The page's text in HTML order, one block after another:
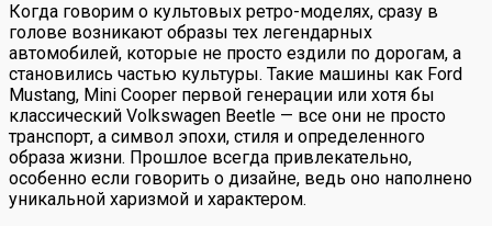
Когда говорим о культовых ретро-моделях, сразу в
голове возникают образы тех легендарных
автомобилей, которые не просто ездили по дорогам, а
становились частью культуры. Такие машины как Ford
Mustang, Mini Cooper первой генерации или хотя бы
классический Volkswagen Beetle — все они не просто
транспорт, а символ эпохи, стиля и определенного
образа жизни. Прошлое всегда привлекательно,
особенно если говорить о дизайне, ведь оно наполнено
уникальной харизмой и характером.